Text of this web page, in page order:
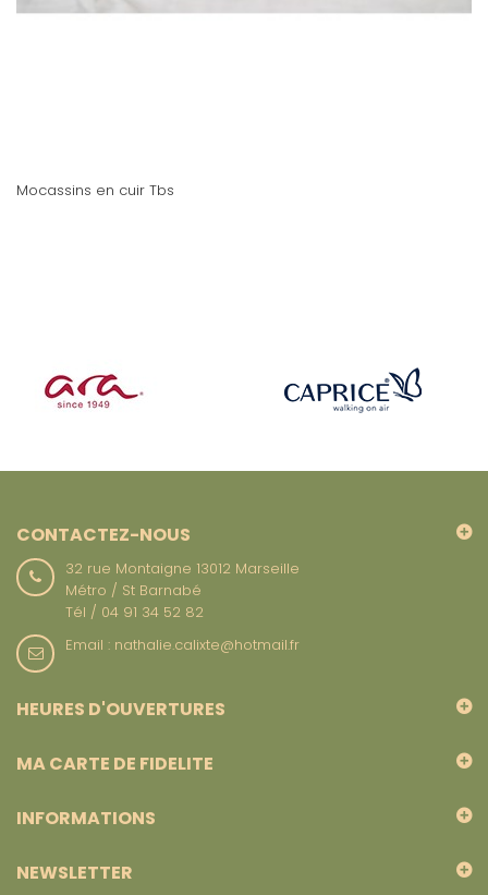
Mocassins en cuir Tbs
CONTACTEZ-NOUS
32 rue Montaigne 13012 Marseille
Métro / St Barnabé
Tél / 04 91 34 52 82
Email : nathalie.calixte@hotmail.fr
HEURES D'OUVERTURES
MA CARTE DE FIDELITE
INFORMATIONS
NEWSLETTER